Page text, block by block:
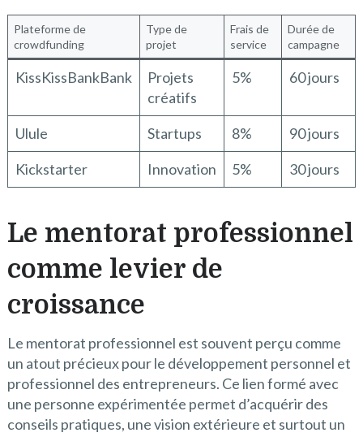
Plateforme de
crowdfunding
Type de
projet
Frais de
service
Durée de
campagne
KissKissBankBank
Projets
créatifs
5% 60 jours
Ulule Startups 8%
90 jours
Kickstarter
Innovation 5% 30 jours
Le mentorat professionnel
comme levier de
croissance
Le mentorat professionnel est souvent perçu comme
un atout précieux pour le développement personnel et
professionnel des entrepreneurs. Ce lien formé avec
une personne expérimentée permet d’acquérir des
conseils pratiques, une vision extérieure et surtout un